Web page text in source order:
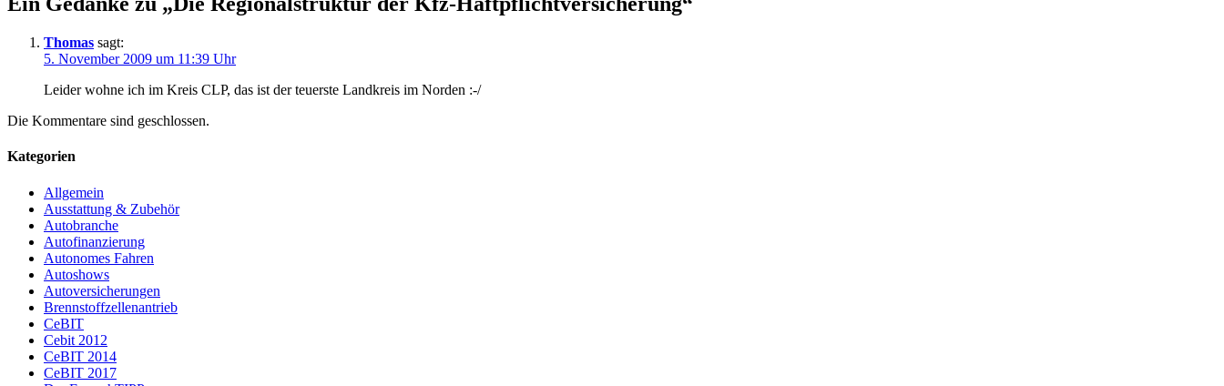
Thomas sagt:
5. November 2009 um 11:39 Uhr
Leider wohne ich im Kreis CLP, das ist der teuerste Landkreis im Norden :-/
Die Kommentare sind geschlossen.
Kategorien
Allgemein
Ausstattung & Zubehör
Autobranche
Autofinanzierung
Autonomes Fahren
Autoshows
Autoversicherungen
Brennstoffzellenantrieb
CeBIT
Cebit 2012
CeBIT 2014
CeBIT 2017